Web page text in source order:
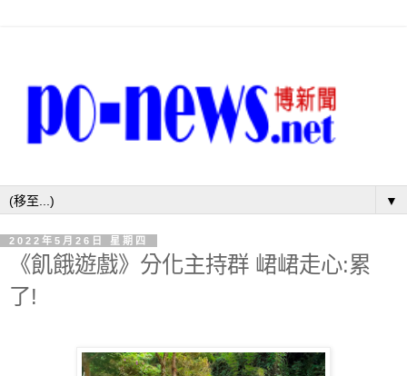
▼
2022年5月26日 星期四
《飢餓遊戲》分化主持群 峮峮走心:累
了!